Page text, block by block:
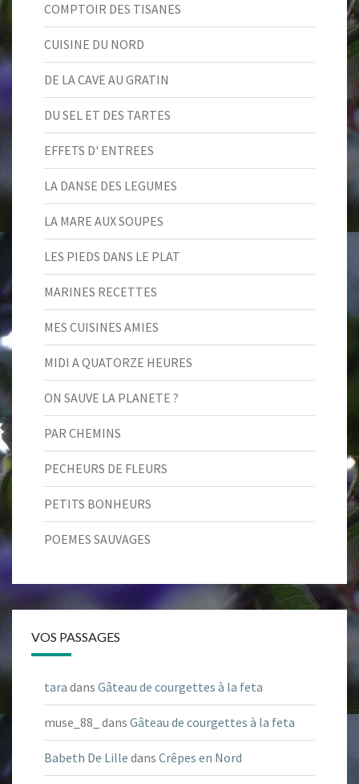
COMPTOIR DES TISANES
CUISINE DU NORD
DE LA CAVE AU GRATIN
DU SEL ET DES TARTES
EFFETS D' ENTREES
LA DANSE DES LEGUMES
LA MARE AUX SOUPES
LES PIEDS DANS LE PLAT
MARINES RECETTES
MES CUISINES AMIES
MIDI A QUATORZE HEURES
ON SAUVE LA PLANETE ?
PAR CHEMINS
PECHEURS DE FLEURS
PETITS BONHEURS
POEMES SAUVAGES
VOS PASSAGES
tara dans Gâteau de courgettes à la feta
muse_88_ dans Gâteau de courgettes à la feta
Babeth De Lille dans Crêpes en Nord